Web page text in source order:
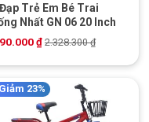
Trẻ Em Bé Trai
Nhất GN 06 20 Inch
₫ 2.328.300₫
Giảm 23%